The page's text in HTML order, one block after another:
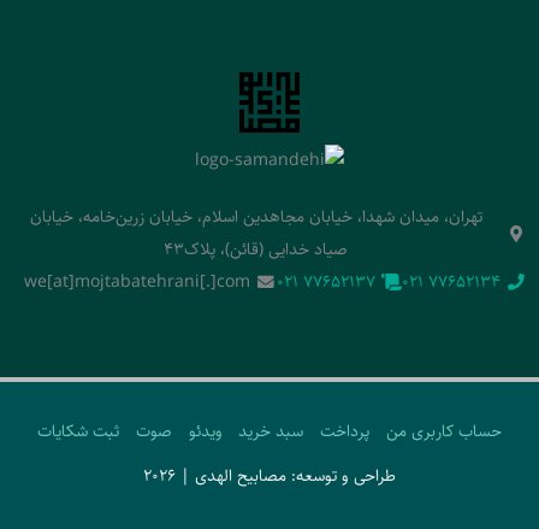
تهران، میدان شهدا، خیابان مجاهدین اسلام، خیابان زرین‌خامه، خیابان
صیاد خدایی (قائن)، پلاک43
‭021 77652134‬
‭021 77652137‬
we[at]mojtabatehrani[.]com
حساب کاربری من پرداخت سبد خرید ویدئو صوت
ثبت شکایات
طراحی و توسعه: مصابیح الهدی | 2026